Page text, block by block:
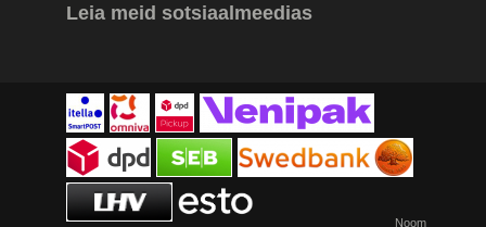
Leia meid sotsiaalmeedias
Noom